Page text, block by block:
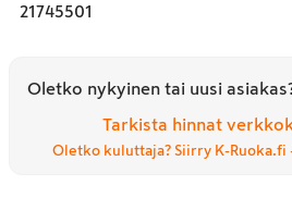
21745501
Oletko nykyinen tai uusi
Tarkista hinnat
Oletko kuluttaja? Siirry K-Ruoka.fi